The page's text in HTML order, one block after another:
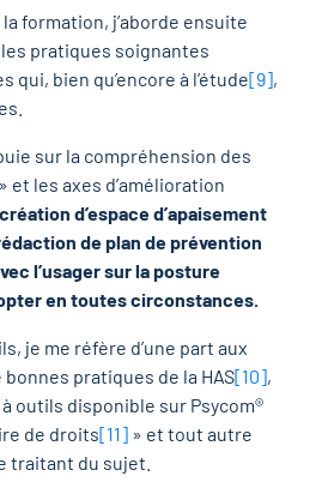
formation, j’aborde ensuite
pratiques soignantes
bien qu’encore à l’étude[9],
sur la compréhension des
et les axes d’amélioration
création d’espace d’apaisement
de plan de prévention
l’usager sur la posture
en toutes circonstances.
je me réfère d’une part aux
pratiques de la HAS[10],
outils disponible sur Psycom®
de droits[11] » et tout autre
traitant du sujet.